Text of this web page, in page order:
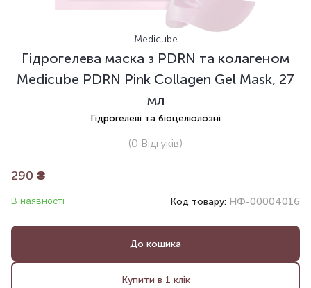
Medicube
Гідрогелева маска з PDRN та колагеном
Medicube PDRN Pink Collagen Gel Mask, 27
мл
Гідрогелеві та біоцелюлозні
(0 Відгуків)
290 ₴
В наявності Код товару: НФ-00004016
До кошика
Купити в 1 клік